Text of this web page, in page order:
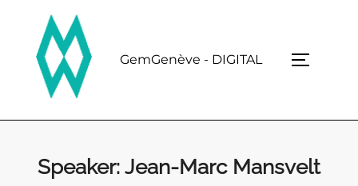
content
GemGenève - DIGITAL
Speaker: Jean-Marc Mansvelt